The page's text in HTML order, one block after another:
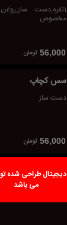
1نفره,دست
مخصوص
56,000 تومان
سس کچاپ
دست ساز
56,000 تومان
سس فرانسوی
می باشد